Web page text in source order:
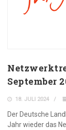
September
18. JULI 2024
Der Deutsche
Jahr wieder das